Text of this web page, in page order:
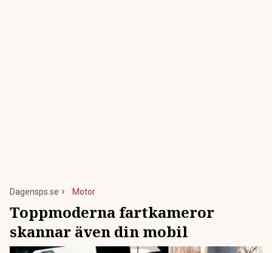
Dagensps.se Motor
Toppmoderna fartkameror
skannar även din mobil